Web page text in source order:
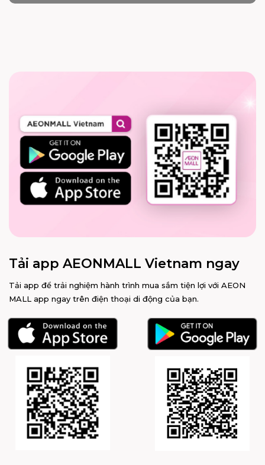
Tải app AEONMALL Vietnam ngay
Tải app để trải nghiệm hành trình mua sắm tiện lợi với AEON
MALL app ngay trên điện thoại di động của bạn.